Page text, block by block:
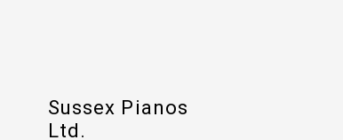
Sussex Pianos
Ltd.